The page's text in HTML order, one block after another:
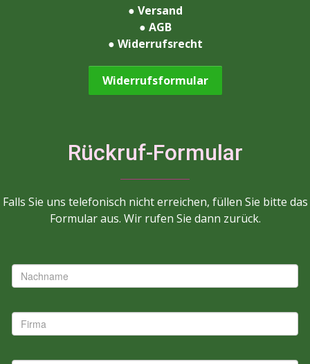
● Versand
● AGB
● Widerrufsrecht
Widerrufsformular
Rückruf-Formular
Falls Sie uns telefonisch nicht erreichen, füllen Sie bitte das
Formular aus. Wir rufen Sie dann zurück.